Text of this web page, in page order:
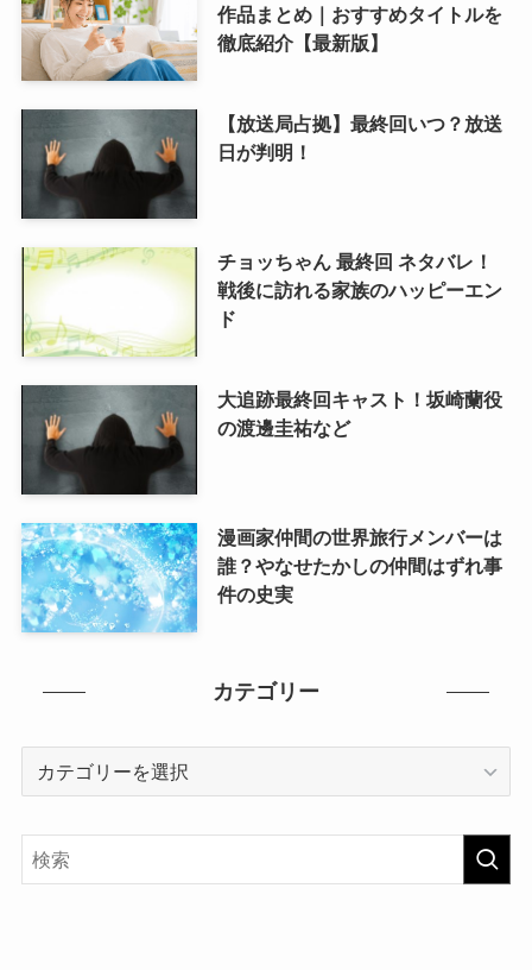
作品まとめ｜おすすめタイトルを
徹底紹介【最新版】
【放送局占拠】最終回いつ？放送
日が判明！
チョッちゃん 最終回 ネタバレ！
戦後に訪れる家族のハッピーエン
ド
大追跡最終回キャスト！坂崎蘭役
の渡邊圭祐など
漫画家仲間の世界旅行メンバーは
誰？やなせたかしの仲間はずれ事
件の史実
カテゴリー
リ
ー